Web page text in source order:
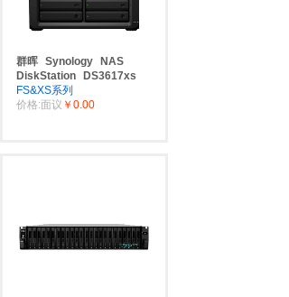
群晖 Synology
NAS
DiskStation
DS3617xs
FS&XS系列
价格:面议 ￥0.00